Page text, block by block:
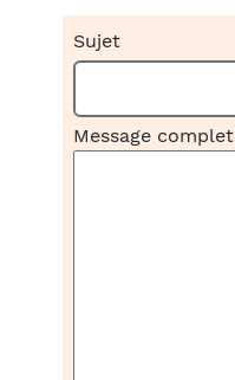
Sujet
Message complet